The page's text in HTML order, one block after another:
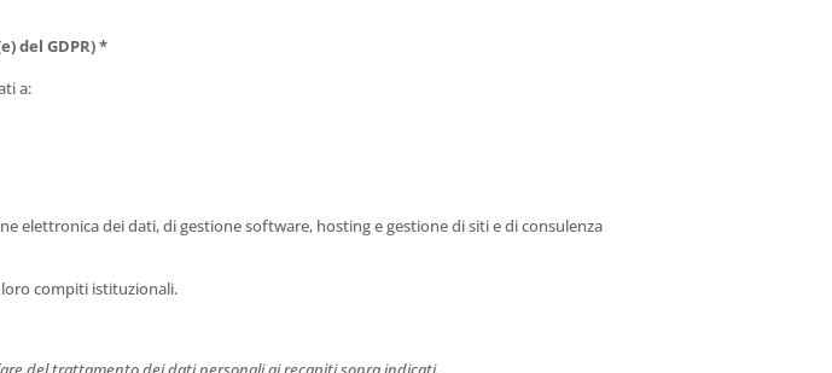
del GDPR) *
a:
elettronica dei dati, di gestione software, hosting e gestione di siti e di consulenza
loro compiti istituzionali.